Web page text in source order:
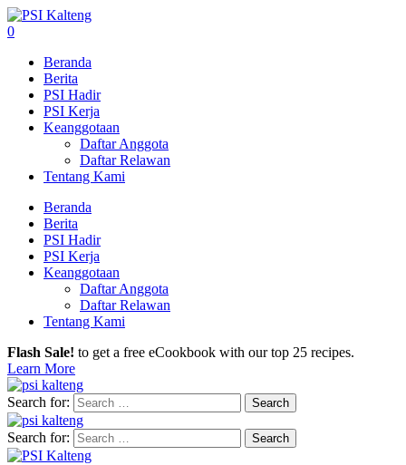
0
Beranda
Berita
PSI Hadir
PSI Kerja
Keanggotaan
Daftar Anggota
Daftar Relawan
Tentang Kami
Beranda
Berita
PSI Hadir
PSI Kerja
Keanggotaan
Daftar Anggota
Daftar Relawan
Tentang Kami
Flash Sale! to get a free eCookbook with our top 25 recipes.
Learn More
Search for:
Search for: